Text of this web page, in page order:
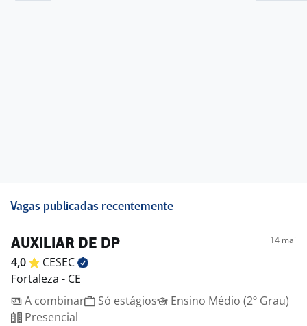
Vagas publicadas recentemente
AUXILIAR DE DP 14 mai
4,0
CESEC
Fortaleza - CE
A combinar
Só estágios
Ensino Médio (2º Grau)
Presencial